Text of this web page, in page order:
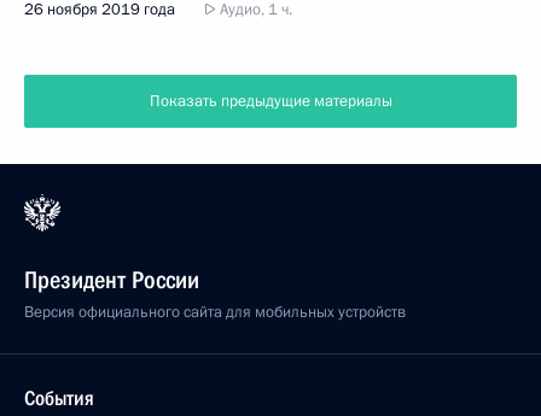
26 ноября 2019 года Аудио, 1 ч.
Показать предыдущие материалы
Президент России
Версия официального сайта для мобильных устройств
События